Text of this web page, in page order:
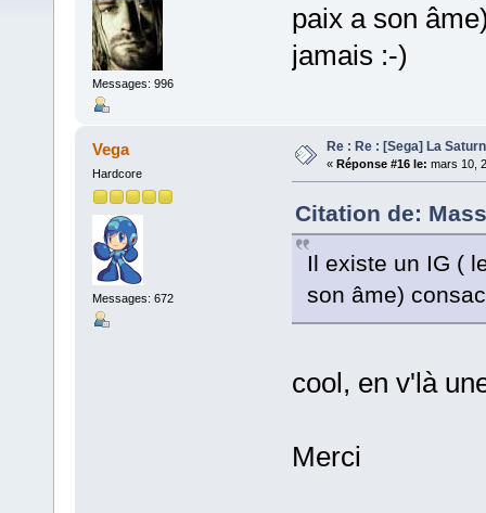
Messages: 996
paix a son
jamais :-)
Vega
Hardcore
Messages: 672
Re : Re : [Sega] La
« Réponse #16 le: mars 10,
Citation de:
Il existe un IG (
son âme)
cool, en v'là
Merci